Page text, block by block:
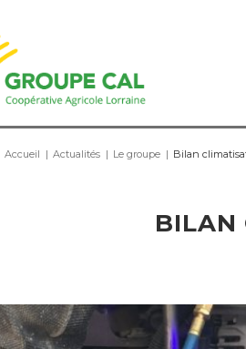
Accueil | Actualités | Le groupe | Bilan
BILAN